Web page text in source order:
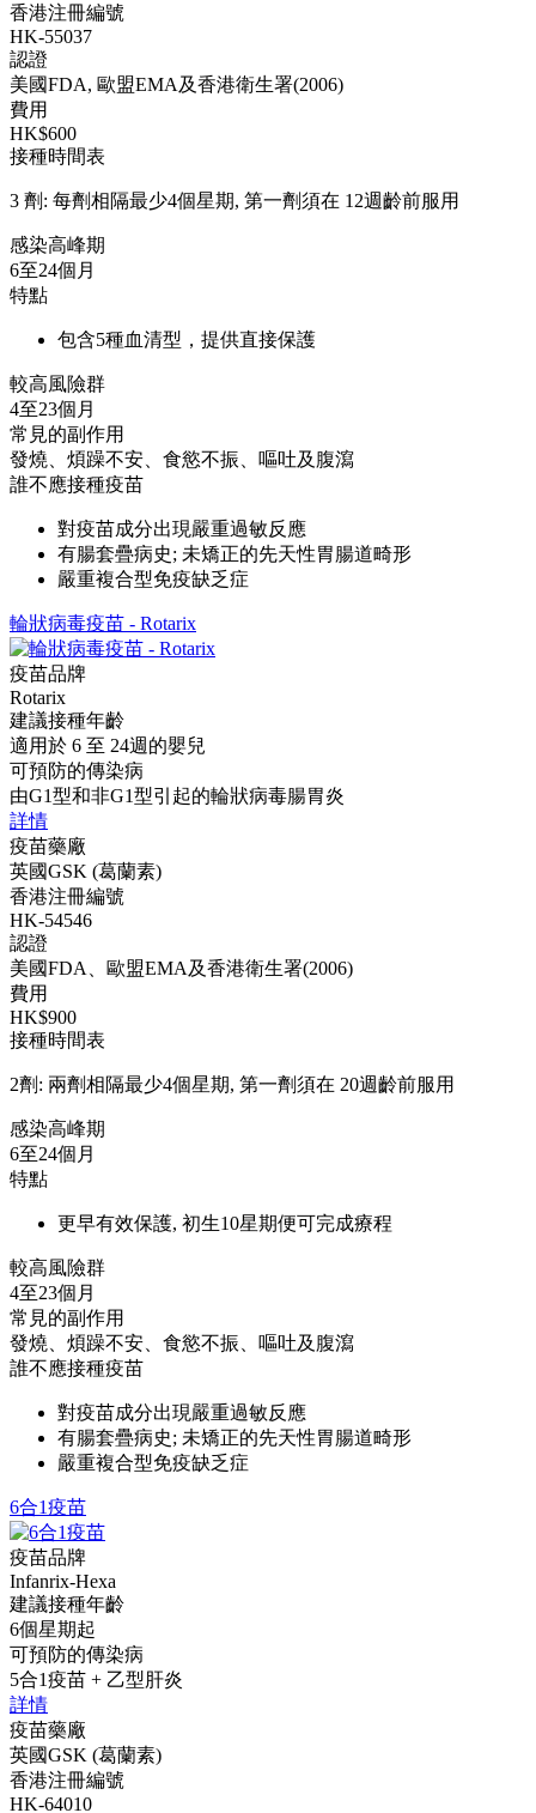
香港注冊編號
HK-55037
認證
美國FDA, 歐盟EMA及香港衛生署(2006)
費用
HK$600
接種時間表
3 劑: 每劑相隔最少4個星期, 第一劑須在 12週齡前服用
感染高峰期
6至24個月
特點
包含5種血清型，提供直接保護
較高風險群
4至23個月
常見的副作用
發燒、煩躁不安、食慾不振、嘔吐及腹瀉
誰不應接種疫苗
對疫苗成分出現嚴重過敏反應
有腸套疊病史; 未矯正的先天性胃腸道畸形
嚴重複合型免疫缺乏症
輪狀病毒疫苗 - Rotarix
疫苗品牌
Rotarix
建議接種年齡
適用於 6 至 24週的嬰兒
可預防的傳染病
由G1型和非G1型引起的輪狀病毒腸胃炎
詳情
疫苗藥廠
英國GSK (葛蘭素)
香港注冊編號
HK-54546
認證
美國FDA、歐盟EMA及香港衛生署(2006)
費用
HK$900
接種時間表
2劑: 兩劑相隔最少4個星期, 第一劑須在 20週齡前服用
感染高峰期
6至24個月
特點
更早有效保護, 初生10星期便可完成療程
較高風險群
4至23個月
常見的副作用
發燒、煩躁不安、食慾不振、嘔吐及腹瀉
誰不應接種疫苗
對疫苗成分出現嚴重過敏反應
有腸套疊病史; 未矯正的先天性胃腸道畸形
嚴重複合型免疫缺乏症
6合1疫苗
疫苗品牌
Infanrix-Hexa
建議接種年齡
6個星期起
可預防的傳染病
5合1疫苗 + 乙型肝炎
詳情
疫苗藥廠
英國GSK (葛蘭素)
香港注冊編號
HK-64010